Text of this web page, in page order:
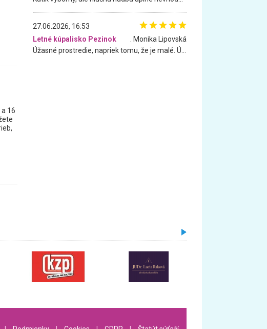
16
27.06.2026, 16:53
Letné kúpalisko Pezinok
. Monika Lipovská